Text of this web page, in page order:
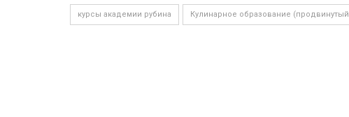
курсы академии рубина Кулинарное образование